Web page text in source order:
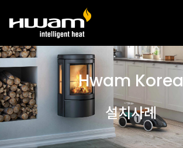
Hwam Korea
설치사례